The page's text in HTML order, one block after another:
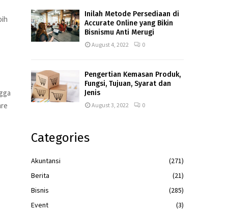
Inilah Metode Persediaan di
Accurate Online yang Bikin
Bisnismu Anti Merugi
August 4, 2022 0
Pengertian Kemasan Produk,
Fungsi, Tujuan, Syarat dan
Jenis
August 3, 2022 0
Categories
Akuntansi
(271)
Berita
(21)
Bisnis
(285)
Event
(3)